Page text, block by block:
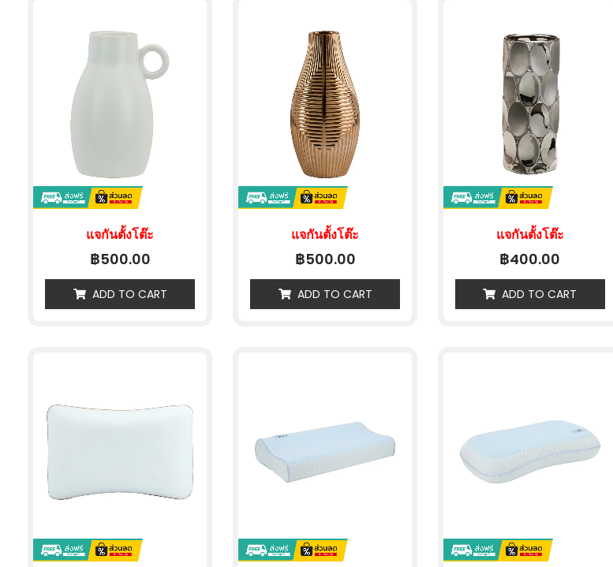
แจกันตั้งโต๊ะ
฿500.00
ADD TO CART
แจกันตั้งโต๊ะ
฿500.00
ADD TO CART
แจกันตั้งโต๊ะ
฿400.00
ADD TO CART